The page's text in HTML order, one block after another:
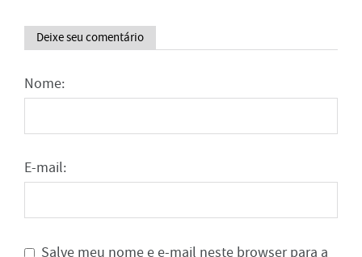
Deixe seu comentário
Nome:
E-mail:
Salve meu nome e e-mail neste browser para a